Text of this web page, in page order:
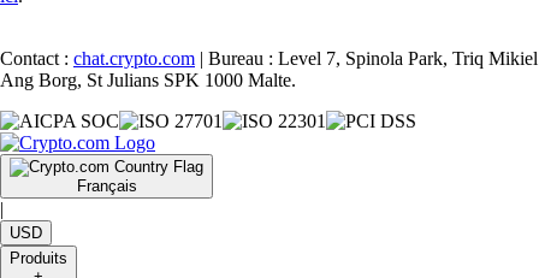
Contact : chat.crypto.com | Bureau : Level 7, Spinola Park, Triq Mikiel
Ang Borg, St Julians SPK 1000 Malte.
Français
|
USD
Produits